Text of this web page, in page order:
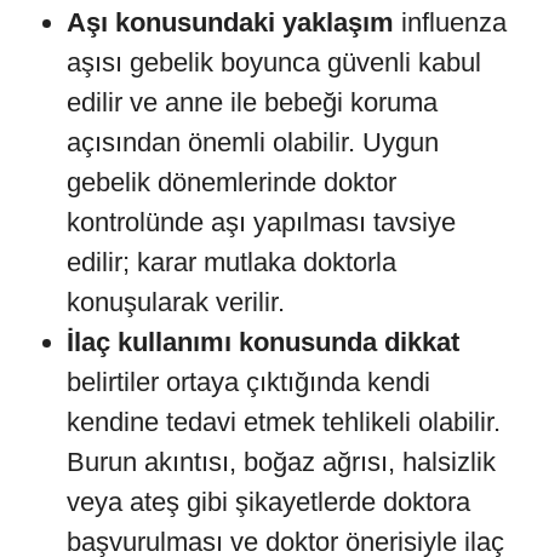
Aşı konusundaki yaklaşım influenza
aşısı gebelik boyunca güvenli kabul
edilir ve anne ile bebeği koruma
açısından önemli olabilir. Uygun
gebelik dönemlerinde doktor
kontrolünde aşı yapılması tavsiye
edilir; karar mutlaka doktorla
konuşularak verilir.
İlaç kullanımı konusunda dikkat
belirtiler ortaya çıktığında kendi
kendine tedavi etmek tehlikeli olabilir.
Burun akıntısı, boğaz ağrısı, halsizlik
veya ateş gibi şikayetlerde doktora
başvurulması ve doktor önerisiyle ilaç